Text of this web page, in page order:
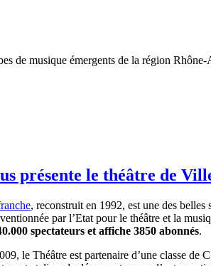
de musique émergents de la région Rhône-
présente le théâtre de
, reconstruit en 1992, est une des
par l’Etat pour le théâtre et la
0.000 spectateurs et affiche 3850 abonnés.
le Théâtre est partenaire d’une classe